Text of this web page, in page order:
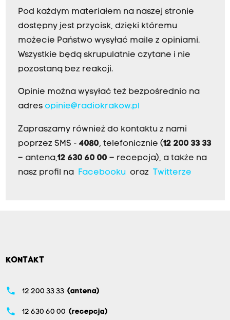
Pod każdym materiałem na naszej stronie
dostępny jest przycisk, dzięki któremu
możecie Państwo wysyłać maile z opiniami.
Wszystkie będą skrupulatnie czytane i nie
pozostaną bez reakcji.
Opinie można wysyłać też bezpośrednio na
adres opinie@radiokrakow.pl
Zapraszamy również do kontaktu z nami
poprzez SMS - 4080, telefonicznie (12 200 33 33
– antena,12 630 60 00 – recepcja), a także na
nasz profil na
Facebookuoraz Twitterze
KONTAKT
phone 12 200 33 33 (antena)
phone 12 630 60 00 (recepcja)